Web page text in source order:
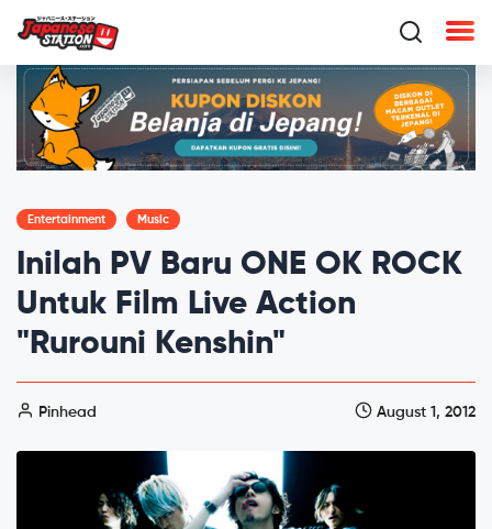
Entertainment Music
Inilah PV Baru ONE OK ROCK
Untuk Film Live Action
"Rurouni Kenshin"
Pinhead August 1, 2012